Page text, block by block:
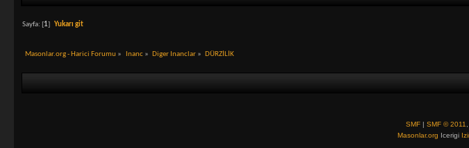
Sayfa: [1]Yukarı git
Masonlar.org - Harici Forumu » Inanc» Diger Inanclar » DÜRZİLİK
SMF| SMF © 2011
Masonlar.org Icerigi